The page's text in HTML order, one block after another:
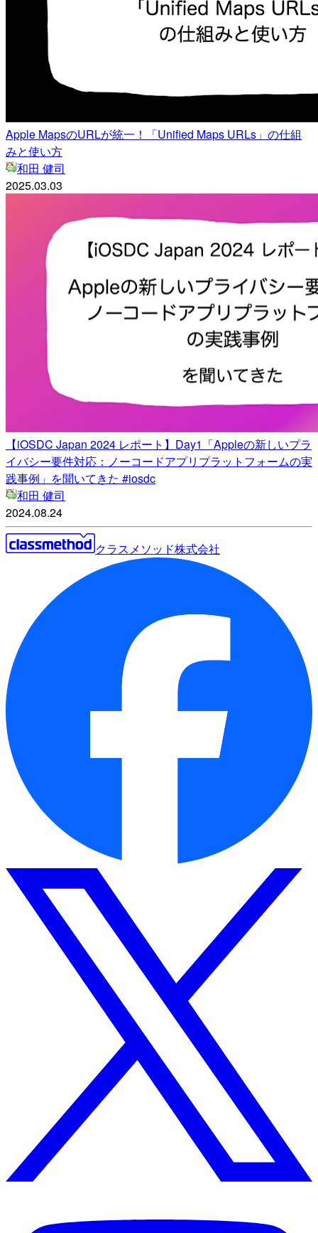
Apple MapsのURLが統一！「Unified Maps URLs」の仕組
みと使い方
和田 健司
2025.03.03
【iOSDC Japan 2024 レポート】Day1「Appleの新しいプラ
イバシー要件対応：ノーコードアプリプラットフォームの実
践事例」を聞いてきた #iosdc
和田 健司
2024.08.24
クラスメソッド株式会社